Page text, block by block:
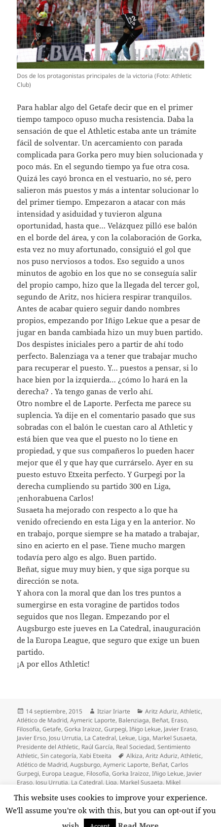
Dos de los protagonistas principales de la victoria (Foto: Athletic
Club)
Para hablar algo del Getafe decir que en el primer
tiempo tampoco opuso mucha resistencia. Daba la
sensación de que el Athletic estaba ante un trámite
fácil de solventar. Un acercamiento con parada
complicada para Gorka pero muy bien solucionada y
poco más. En el segundo tiempo ya fue otra cosa.
Quizá les cayó bronca en el vestuario, no sé, pero
salieron más puestos y más a intentar solucionar lo
del primer tiempo. Empezaron a atacar con más
intensidad y asiduidad y tuvieron alguna
oportunidad, hasta que… Velázquez pilló ese balón
en el borde del área, y con la colaboración de Gorka,
esta vez no muy afortunado, consiguió el gol que
nos puso nerviosos a todos. Eso seguido a unos
minutos de agobio en los que no se conseguía salir
del propio campo, hizo que la llegada del tercer gol,
segundo de Aritz, nos hiciera respirar tranquilos.
Antes de acabar quiero seguir dando nombres
propios, empezando por Iñigo Lekue que a pesar de
jugar en banda cambiada hizo un muy buen partido.
Dos despistes iniciales pero a partir de ahí todo
perfecto. Balenziaga va a tener que trabajar mucho
para recuperar el puesto. Y… puestos a pensar, si lo
hace bien por la izquierda… ¿cómo lo hará en la
derecha? . Ya tengo ganas de verlo ahí.
Otro nombre el de Laporte. Perfecta me parece su
suplencia. Ya dije en el comentario pasado que sus
sobradas con el balón le cuestan caro al Athletic y
está bien que vea que el puesto no lo tiene en
propiedad, y que sus compañeros lo pueden hacer
mejor que él y que hay que currárselo. Ayer en su
puesto estuvo Etxeita perfecto. Y Gurpegi por la
derecha cumpliendo su partido 300 en Liga,
¡enhorabuena Carlos!
Susaeta ha mejorado con respecto a lo que ha
venido ofreciendo en esta Liga y en la anterior. No
en trabajo, porque siempre se ha matado a trabajar,
sino en acierto en el pase. Tiene mucho margen
todavía pero algo es algo. Buen partido.
Beñat, sigue muy muy bien, y que siga porque su
dirección se nota.
Y ahora con la moral que dan los tres puntos a
sumergirse en esta voragine de partidos todos
seguidos que nos llegan. Empezando por el
Augsburgo este jueves en La Catedral, inauguración
de la Europa League, que seguro que exige un buen
partido.
¡A por ellos Athletic!
Publicado
el
14 septiembre, 2015 Autor
Itziar Iriarte Categorías
Aritz Aduriz,Athletic,
Atlético de Madrid,Aymeric Laporte, Balenziaga, Beñat, Eraso,
Filosofía,Getafe,Gorka Iraizoz,Gurpegi,Iñigo Lekue, Javier Eraso,
Javier Erso, Josu Urrutia, La Catedral, Lekue, Liga, Markel Susaeta,
Presidente del Athletic, Raúl García, Real Sociedad,Sentimiento
Athletic,Sin categoría,Xabi Etxeita Etiquetas
Alkiza,Aritz Aduriz,Athletic,
Atlético de Madrid,Augsburgo,Aymeric Laporte, Beñat,Carlos
Gurpegi, Europa League, Filosofía,Gorka Iraizoz,Iñigo Lekue, Javier
Eraso, Josu Urrutia, La Catedral, Liga, Markel Susaeta, Mikel
6 comentariosen Buen partido contra el Getafe
This website uses cookies to improve your experience.
We'll assume you're ok with this, but you can opt-out if you